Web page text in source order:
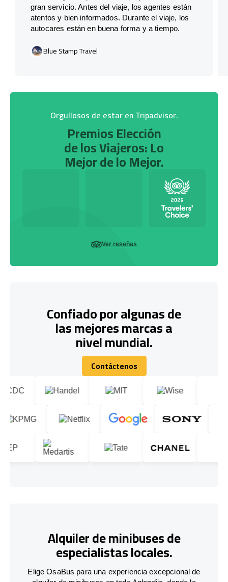
gran servicio. Antes del viaje, los agentes están
atentos y bien informados. Durante el viaje, los
autocares están en buena forma y a tiempo.
Blue Stamp Travel
Orgullosos de estar en Tripadvisor.
Premios Elección
de los Viajeros: Lo
Mejor de lo Mejor.
Ver reseñas
Confiado por algunas de
las mejores marcas a
nivel mundial.
Contáctenos
Contáctenos
Alquiler de minibuses de
especialistas locales.
Elige OsaBus para una experiencia excepcional de